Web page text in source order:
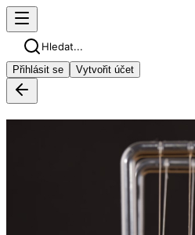
Hledat...
Přihlásit se Vytvořit účet